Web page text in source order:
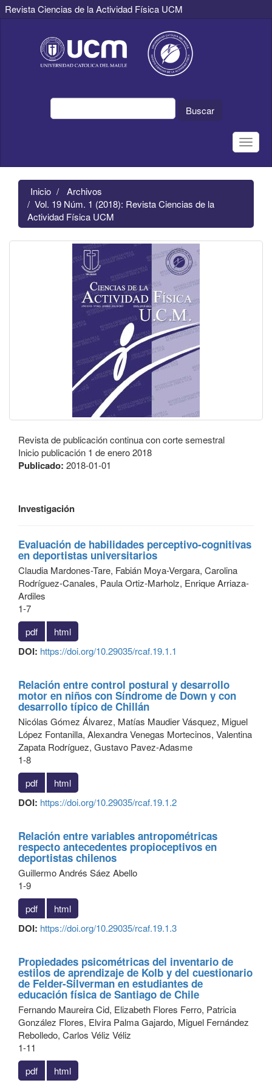
Revista Ciencias de la Actividad Física UCM
principal
Contenido
principal
Buscar
Toggle
Inicio
Archivos
Vol. 19 Núm. 1 (2018): Revista Ciencias de la
Actividad Física UCM
Revista de publicación continua con corte semestral
Inicio publicación 1 de enero 2018
Publicado: 2018-01-01
Investigación
Evaluación de habilidades perceptivo-cognitivas
en deportistas universitarios
Claudia Mardones-Tare, Fabián Moya-Vergara, Carolina
Rodríguez-Canales, Paula Ortiz-Marholz, Enrique Arriaza-
Ardiles
1-7
pdf
html
DOI: https://doi.org/10.29035/rcaf.19.1.1
Relación entre control postural y desarrollo
motor en niños con Síndrome de Down y con
desarrollo típico de Chillán
Nicólas Gómez Álvarez, Matías Maudier Vásquez, Miguel
López Fontanilla, Alexandra Venegas Mortecinos, Valentina
Zapata Rodríguez, Gustavo Pavez-Adasme
1-8
pdf
html
DOI: https://doi.org/10.29035/rcaf.19.1.2
Relación entre variables antropométricas
respecto antecedentes propioceptivos en
deportistas chilenos
Guillermo Andrés Sáez Abello
1-9
pdf
html
DOI: https://doi.org/10.29035/rcaf.19.1.3
Propiedades psicométricas del inventario de
estilos de aprendizaje de Kolb y del cuestionario
de Felder-Silverman en estudiantes de
educación física de Santiago de Chile
Fernando Maureira Cid, Elizabeth Flores Ferro, Patricia
González Flores, Elvira Palma Gajardo, Miguel Fernández
Rebolledo, Carlos Véliz Véliz
1-11
pdf
html